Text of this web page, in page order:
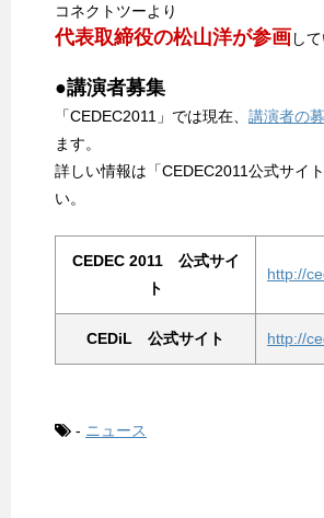
コネクトツーより
代表取締役の松山洋が参画し
●講演者募集
「CEDEC2011」では現在、 講演者の
ます。
詳しい情報は「CEDEC2011公式サイ
い。
CEDEC 2011 公式サイ
ト
http://
CEDiL 公式サイト http://
- ニュース